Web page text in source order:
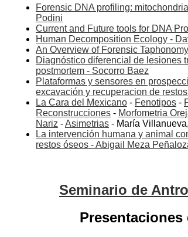
Forensic DNA profiling:
Podini
Current and Future tools for DNA
Human Decomposition Ecology -
An Overview of Forensic
Diagnóstico diferencial de lesiones
postmortem - Socorro Baez
Plataformas y sensores en
excavación y recuperacion de
La Cara del Mexicano - Fenotipos -
Reconstrucciones - Morfometria
Nariz -Asimetrias - María
La intervención humana y animal
restos óseos - Abigail Meza
Seminario de